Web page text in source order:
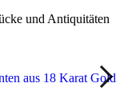
und Antiquitäten